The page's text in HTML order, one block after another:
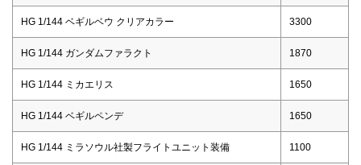
HG 1/144 ベギルベウ クリアカラー 3300
HG 1/144 ガンダムファラクト 1870
HG 1/144 ミカエリス 1650
HG 1/144 ベギルペンデ 1650
HG 1/144 ミラソウル社製フライトユニット装備 1100